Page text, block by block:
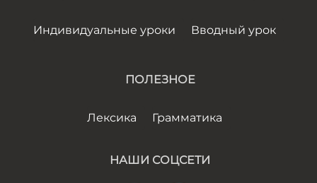
Индивидуальные уроки Вводный урок
ПОЛЕЗНОЕ
Лексика Грамматика
НАШИ СОЦСЕТИ